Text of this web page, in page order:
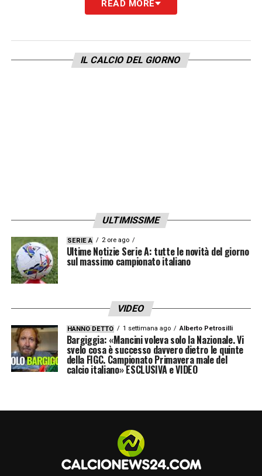
READ MORE
IL CALCIO DEL GIORNO
ULTIMISSIME
SERIE A 2 ore ago
Ultime Notizie Serie A: tutte le novità del giorno
sul massimo campionato italiano
VIDEO
HANNO DETTO 1 settimana ago Alberto Petrosilli
Bargiggia: «Mancini voleva solo la Nazionale. Vi
svelo cosa è successo davvero dietro le quinte
della FIGC. Campionato Primavera male del
calcio italiano» ESCLUSIVA e VIDEO